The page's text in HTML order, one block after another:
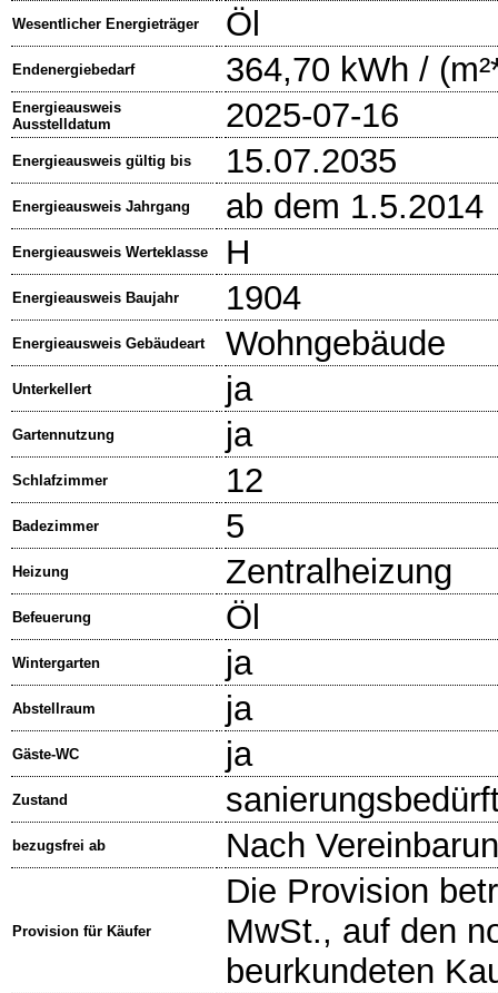
Wesentlicher Energieträger Öl
Endenergiebedarf 364,70 kWh /
Energieausweis
Ausstelldatum
2025-07-16
Energieausweis gültig bis 15.07.2035
Energieausweis Jahrgang ab dem 1.5.2014
Energieausweis Werteklasse H
Energieausweis Baujahr 1904
Energieausweis Gebäudeart Wohngebäude
Unterkellert ja
Gartennutzung ja
Schlafzimmer 12
Badezimmer 5
Heizung Zentralheizung
Befeuerung Öl
Wintergarten ja
Abstellraum ja
Gäste-WC ja
Zustand
bezugsfrei ab Nach
Provision für Käufer
Die Provision
MwSt., auf den
beurkundeten